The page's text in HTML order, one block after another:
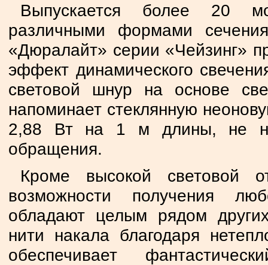
Выпускается более 20
различными формами
«Дюралайт» серии «Чейзинг»
эффект динамического
световой шнур на основе
напоминает стеклянную
2,88 Вт на 1 м длины, не
обращения.
Кроме высокой световой
возможности получения
обладают целым рядом
нити накала благодаря
обеспечивает